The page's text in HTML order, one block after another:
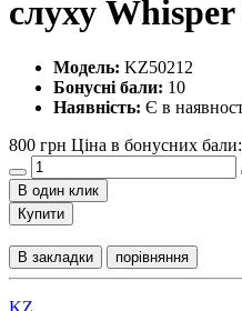
слуху
Модель: KZ50212
Бонусні бали: 10
Наявність: Є в
800 грн Ціна в бонусних
В один клик
Купити
В закладки порівняння
KZ